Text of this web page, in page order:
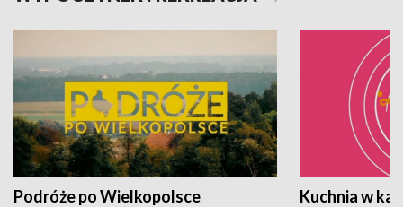
Podróże po Wielkopolsce Kuchnia w